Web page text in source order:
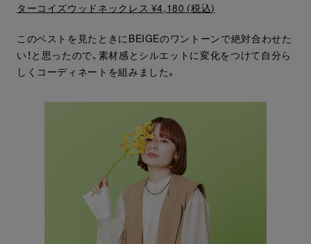
ターコイズウッドネックレス ¥4,180 (税込)
このベストを見たときにBEIGEのワントーンで絶対合わせた
い！と思ったので、素材感とシルエットに変化をつけて自分ら
しくコーディネートを組みました。